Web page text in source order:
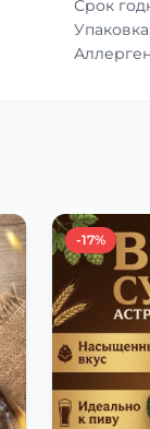
Срок
-17%